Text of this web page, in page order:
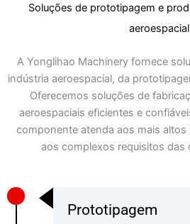
Soluções de prototipagem e
aeroespacial
A Yonglihao Machinery fornece
indústria aeroespacial, da
Oferecemos soluções de
aeroespaciais eficientes e
componente atenda aos mais altos
aos complexos requisitos das
Prototipagem